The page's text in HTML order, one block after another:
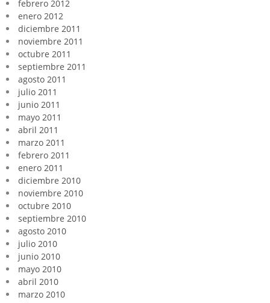
febrero 2012
enero 2012
diciembre 2011
noviembre 2011
octubre 2011
septiembre 2011
agosto 2011
julio 2011
junio 2011
mayo 2011
abril 2011
marzo 2011
febrero 2011
enero 2011
diciembre 2010
noviembre 2010
octubre 2010
septiembre 2010
agosto 2010
julio 2010
junio 2010
mayo 2010
abril 2010
marzo 2010